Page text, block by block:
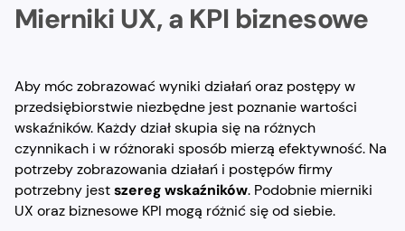
Mierniki UX, a KPI biznesowe
Aby móc zobrazować wyniki działań oraz postępy w
przedsiębiorstwie niezbędne jest poznanie wartości
wskaźników. Każdy dział skupia się na różnych
czynnikach i w różnoraki sposób mierzą efektywność. Na
potrzeby zobrazowania działań i postępów firmy
potrzebny jestszereg wskaźników. Podobnie mierniki
UX oraz biznesowe KPI mogą różnić się od siebie.